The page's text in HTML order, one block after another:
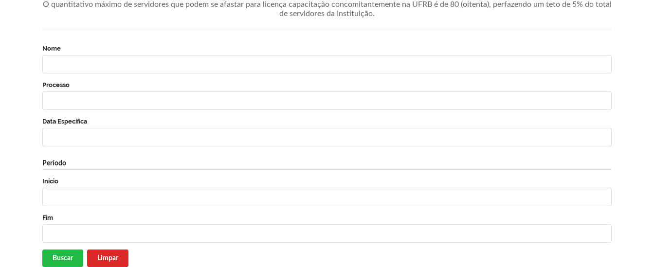
O quantitativo máximo de servidores que podem se afastar para licença capacitação concomitantemente na UFRB é de 80 (oitenta), perfazendo um teto de 5% do total
de servidores da Instituição.
Nome
Processo
Data Específica
Período
Início
Fim
Buscar Limpar